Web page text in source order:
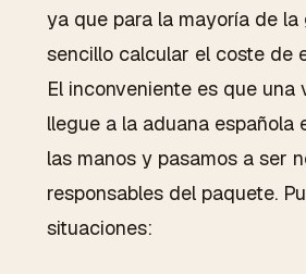
ya que para la mayoría de la
sencillo calcular el coste de
El inconveniente es que una
llegue a la aduana española
las manos y pasamos a ser
responsables del paquete.
situaciones: